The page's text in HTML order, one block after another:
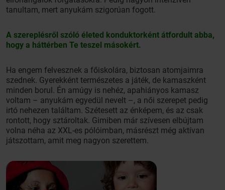
tanultam, mert anyukám szigorúan fogott.
A szereplésről szóló életed konduktorként átfordult abba,
hogy a háttérben Te teszel másokért.
Ha engem felvesznek a főiskolára, biztosan atomjaimra
szednek. Gyerekként természetes a játék, de kamaszként
minden borul. Én amúgy is nehéz, apahiányos kamasz
voltam – anyukám egyedül nevelt –, a női szerepet pedig
irtó nehezen találtam. Szétesett az énképem, és az csak
rontott, hogy sztároltak. Gimiben már szívesen elbújtam
volna néha az XXL-es pólóimban, másrészt még aktívan
játszottam, amit meg nagyon szerettem.